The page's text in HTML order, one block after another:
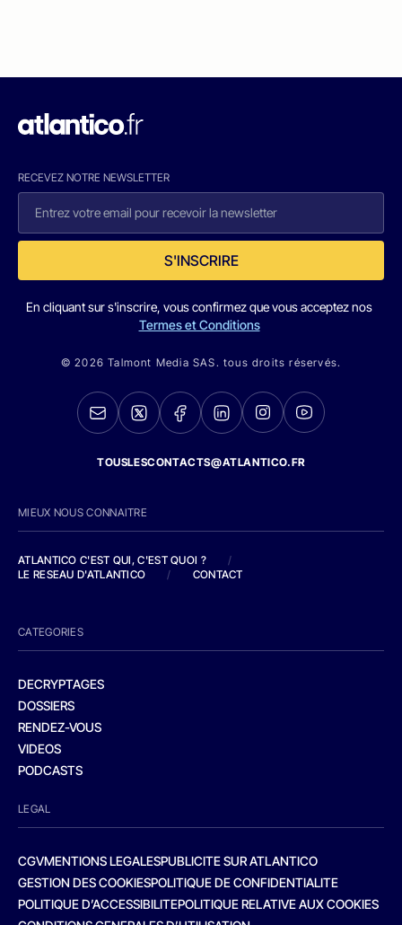
RECEVEZ NOTRE NEWSLETTER
S'INSCRIRE
En cliquant sur s'inscrire, vous confirmez que vous acceptez nos
Termes et Conditions
© 2026 Talmont Media SAS. tous droits réservés.
TOUSLESCONTACTS@ATLANTICO.FR
MIEUX NOUS CONNAITRE
ATLANTICO C'EST QUI, C'EST QUOI ?
/
LE RESEAU D'ATLANTICO
/ CONTACT
CATEGORIES
DECRYPTAGES
DOSSIERS
RENDEZ-VOUS
VIDEOS
PODCASTS
LEGAL
CGVMENTIONS LEGALESPUBLICITE SUR ATLANTICO
GESTION DES COOKIESPOLITIQUE DE CONFIDENTIALITE
POLITIQUE D’ACCESSIBILITEPOLITIQUE RELATIVE AUX COOKIES